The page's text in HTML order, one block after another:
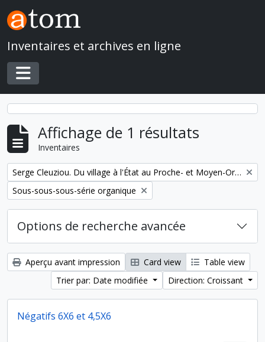
Skip to main content
Inventaires et archives en ligne
Toggle navigation
Affichage de 1 résultats
Inventaires
Remove filter:
Serge Cleuziou. Du village à l'État au Proche- et Moyen-Orient
Remove filter:
Sous-sous-sous-série organique
Options de recherche avancée
Aperçu avant impression Card view
Table view
Trier par: Date modifiée
Direction: Croissant
Négatifs 6X6 et 4,5X6